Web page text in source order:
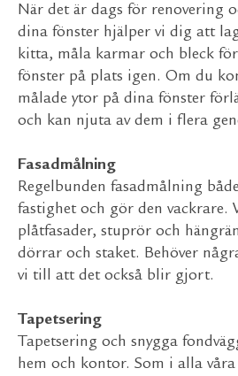
När det är dags för renovering
dina fönster hjälper vi dig att
kitta, måla karmar och bleck
fönster på plats igen. Om du
målade ytor på dina fönster
och kan njuta av dem i flera
Fasadmålning
Regelbunden fasadmålning
fastighet och gör den vackrare.
plåtfasader, stuprör och
dörrar och staket. Behöver
vi till att det också blir gjort.
Tapetsering
Tapetsering och snygga
hem och kontor. Som i alla